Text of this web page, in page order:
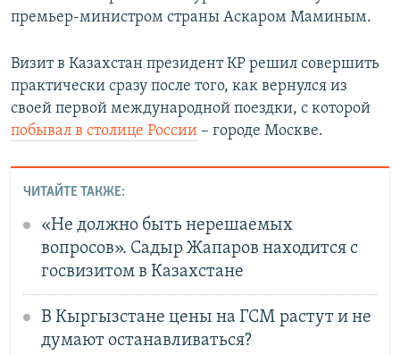
премьер-министром страны Аскаром Маминым.
Визит в Казахстан президент КР решил совершить
практически сразу после того, как вернулся из
своей первой международной поездки, с которой
побывал в столице России – городе Москве.
ЧИТАЙТЕ ТАКЖЕ:
«Не должно быть нерешаемых
вопросов». Садыр Жапаров находится с
госвизитом в Казахстане
В Кыргызстане цены на ГСМ растут и не
думают останавливаться?